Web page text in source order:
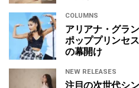
COLUMNS
アリアナ・グラ
ポッププリンセ
の幕開け
NEW RELEASES
注目の次世代シ